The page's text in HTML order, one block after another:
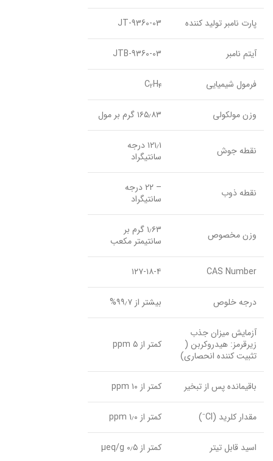
پارت نامبر تولید کننده JT-9360-03
آیتم نامبر JTB-9360-03
فرمول شیمیایی C2H4
وزن مولکولی ۱۶۵٫۸۳ گرم بر مول
نقطه جوش
۱۲۱٫۱ درجه
سانتیگراد
نقطه ذوب
– ۲۲ درجه
سانتیگراد
وزن مخصوص
۱٫۶۳ گرم بر
سانتیمتر مکعب
CAS Number ۱۲۷-۱۸-۴
درجه خلوص بیشتر از ۹۹٫۷%
آزمایش میزان جذب
زیرقرمز: هیدروکربن (
تثبیت کننده انحصاری)
کمتر از ۵ ppm
باقیمانده پس از تبخیر کمتر از ۱۰ ppm
مقدار کلرید (Cl⁻) کمتر از ۱٫۰ ppm
اسید قابل تیتر کمتر از ۰٫۵ µeq/g